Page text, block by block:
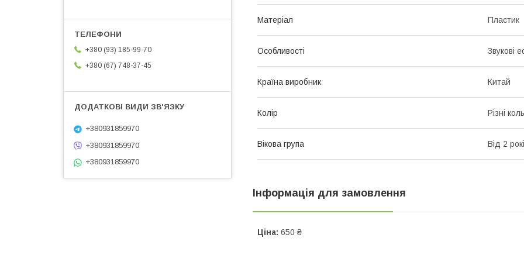
Матеріал Пластик
Особливості Звукові
Країна виробник Китай
Колір Різні
Вікова група Від 2
Інформація для замовлення
Ціна: 650 ₴
+380 (93) 185-99-70
+380 (67) 748-37-45
+380931859970
+380931859970
+380931859970